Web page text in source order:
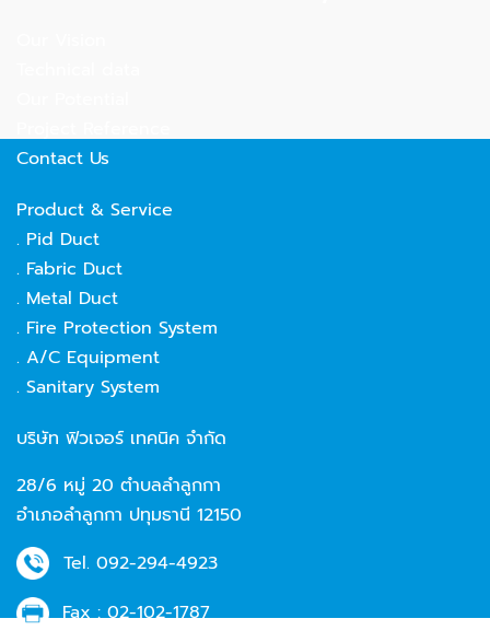
Contact Us
Product & Service
. Pid Duct
. Fabric Duct
. Metal Duct
. Fire Protection System
. A/C Equipment
. Sanitary System
บริษัท ฟิวเจอร์ เทคนิค จำกัด
28/6 หมู่ 20 ตำบลลำลูกกา
อำเภอลำลูกกา ปทุมธานี 12150
Tel. 092-294-4923
Fax :02-102-1787